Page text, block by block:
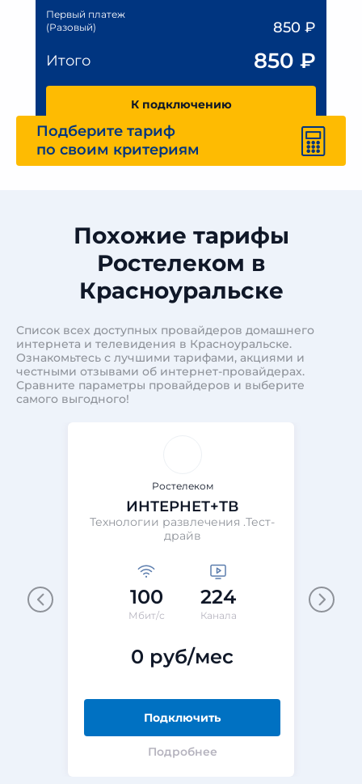
Первый платеж
(Разовый)
850 ₽
Итого
850 ₽
К подключению
Подберите тариф
по своим критериям
Похожие тарифы
Ростелеком в
Красноуральске
Список всех доступных провайдеров домашнего
интернета и телевидения в Красноуральске.
Ознакомьтесь с лучшими тарифами, акциями и
честными отзывами об интернет-провайдерах.
Сравните параметры провайдеров и выберите
самого выгодного!
Ростелеком
ИНТЕРНЕТ+ТВ
Технологии развлечения .Тест-
драйв
100
Мбит/с
224
Канала
0 руб/мес
Подключить
Подробнее